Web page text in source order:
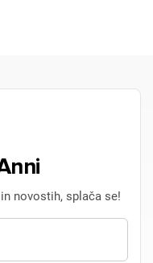
novostih, splača se!